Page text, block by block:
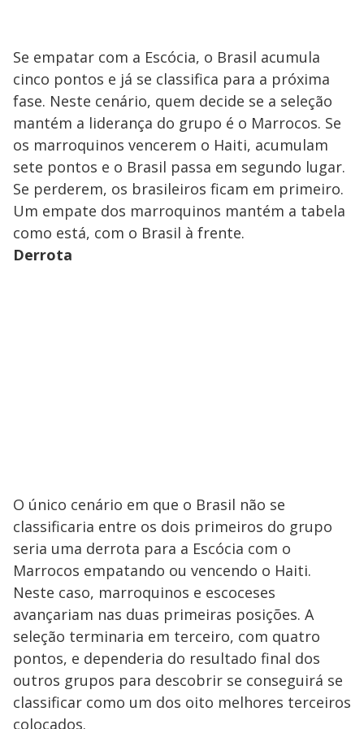
Se empatar com a Escócia, o Brasil acumula
cinco pontos e já se classifica para a próxima
fase. Neste cenário, quem decide se a seleção
mantém a liderança do grupo é o Marrocos. Se
os marroquinos vencerem o Haiti, acumulam
sete pontos e o Brasil passa em segundo lugar.
Se perderem, os brasileiros ficam em primeiro.
Um empate dos marroquinos mantém a tabela
como está, com o Brasil à frente.
Derrota
O único cenário em que o Brasil não se
classificaria entre os dois primeiros do grupo
seria uma derrota para a Escócia com o
Marrocos empatando ou vencendo o Haiti.
Neste caso, marroquinos e escoceses
avançariam nas duas primeiras posições. A
seleção terminaria em terceiro, com quatro
pontos, e dependeria do resultado final dos
outros grupos para descobrir se conseguirá se
classificar como um dos oito melhores terceiros
colocados.